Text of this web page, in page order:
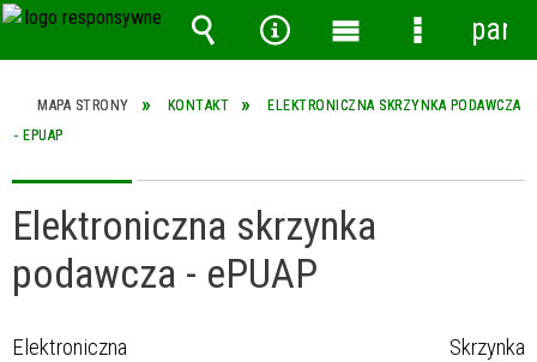
MAPA STRONY KONTAKT
ELEKTRONICZNA SKRZYNKA PODAWCZA
- EPUAP
Elektroniczna skrzynka
podawcza - ePUAP
Elektroniczna Skrzynka
Wyszukiwarka
Narzędzia
Menu
główne
Menu
panel